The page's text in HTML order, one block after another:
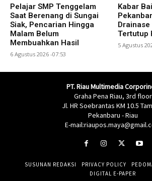
Pelajar SMP Tenggelam
Saat Berenang di Sungai
Siak, Pencarian Hingga
Malam Belum
Membuahkan Hasil
6 Agustus 2026 -07:53
Kabar
Drainase
Tertutup
5 Agustus
PT. Riau Multimedia
Graha Pena Riau, 3rd floor
Jl. HR Soebrantas KM 10.5
Pekanbaru - Riau
E-
SUSUNAN REDAKSI PRIVACY POLICY
DIGITAL E-PAPER